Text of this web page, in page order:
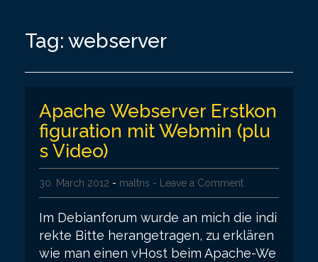
Tag: webserver
Apache Webserver Erstkon
figuration mit Webmin (plu
s Video)
30. March 2012 - maltris - Leave a Comment
Im Debianforum wurde an mich die indi
rekte Bitte herangetragen, zu erklären
wie man einen vHost beim Apache-We